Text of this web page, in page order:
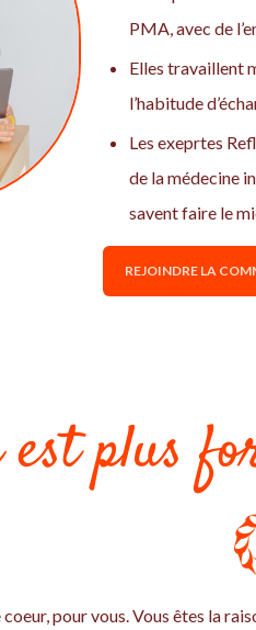
PMA, avec de
Elles travaillent
l’habitude
Les exeprtes
de la médecine
savent faire le
REJOINDRE LA
est plus
pour vous. Vous êtes la